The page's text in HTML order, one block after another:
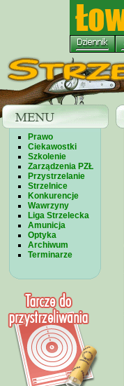
Prawo
Ciekawostki
Szkolenie
Zarządzenia PZŁ
Przystrzelanie
Strzelnice
Konkurencje
Wawrzyny
Liga Strzelecka
Amunicja
Optyka
Archiwum
Terminarze